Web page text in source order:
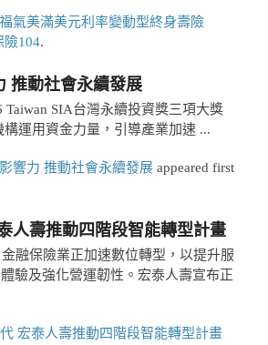
氣美滿美元利率變動型終身壽險
險104.
推動社會永續發展
Taiwan SIA台灣永續投資獎三項大獎
運用資金力量，引導產業加速 ...
響力 推動社會永續發展appeared first
人壽推動四階段智能轉型計畫
融保險業正加速數位轉型，以提升服
驗及強化營運韌性。宏泰人壽宣布正
宏泰人壽推動四階段智能轉型計畫